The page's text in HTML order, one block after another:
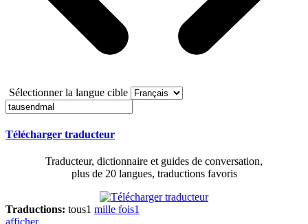
Sélectionner la langue cible
Télécharger traducteur
Traducteur, dictionnaire et guides de conversation,
plus de 20 langues, traductions favoris
Traductions: tous1 mille fois1